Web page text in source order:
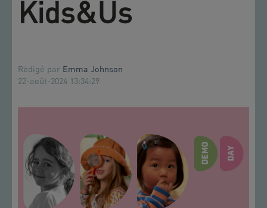
Kids&Us
Rédigé par Emma Johnson
22-août-2024 13:34:29